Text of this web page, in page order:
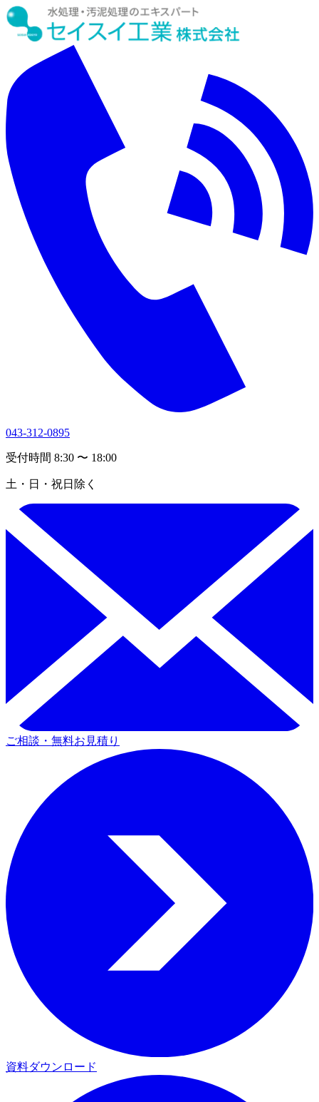
043-312-0895
受付時間 8:30 〜 18:00
土・日・祝日除く
ご相談・無料お見積り
資料ダウンロード